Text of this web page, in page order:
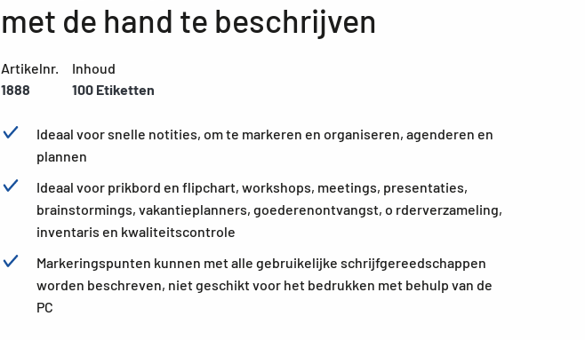
met de hand te beschrijven
Artikelnr.
1888
Inhoud
100 Etiketten
Ideaal voor snelle notities, om te markeren en organiseren, agenderen en
plannen
Ideaal voor prikbord en flipchart, workshops, meetings, presentaties,
brainstormings, vakantieplanners, goederenontvangst, o rderverzameling,
inventaris en kwaliteitscontrole
Markeringspunten kunnen met alle gebruikelijke schrijfgereedschappen
worden beschreven, niet geschikt voor het bedrukken met behulp van de
PC